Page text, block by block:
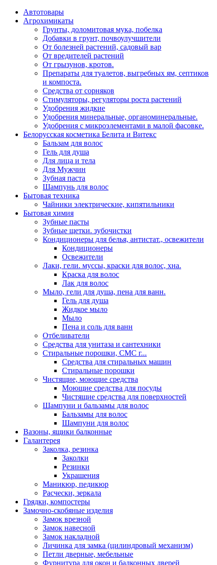
Автотовары
Агрохимикаты
Грунты, доломитовая мука, побелка
Добавки в грунт, почвоулучшители
От болезней растений, садовый вар
От вредителей растений
От грызунов, кротов.
Препараты для туалетов, выгребных ям, септиков
и компоста.
Средства от сорняков
Стимуляторы, регуляторы роста растений
Удобрения жидкие
Удобрения минеральные, органоминеральные.
Удобрения с микроэлементами в малой фасовке.
Белорусская косметика Белита и Витекс
Бальзам для волос
Гель для душа
Для лица и тела
Для Мужчин
Зубная паста
Шампунь для волос
Бытовая техника
Чайники электрические, кипятильники
Бытовая химия
Зубные пасты
Зубные щетки. зубочистки
Кондиционеры для белья, антистат., освежители
Кондиционеры
Освежители
Лаки, гели. муссы, краски для волос, хна.
Краска для волос
Лак для волос
Мыло, гели для душа, пена для ванн.
Гель для душа
Жидкое мыло
Мыло
Пена и соль для ванн
Отбеливатели
Средства для унитаза и сантехники
Стиральные порошки, СМС г...
Средства для стиральных машин
Стиральные порошки
Чистящие, моющие средства
Моющие средства для посуды
Чистящие средства для поверхностей
Шампуни и бальзамы для волос
Бальзамы для волос
Шампуни для волос
Вазоны, ящики балконные
Галантерея
Заколка, резинка
Заколки
Резинки
Украшения
Маникюр, педикюр
Расчески, зеркала
Грядки, компостеры
Замочно-скобяные изделия
Замок врезной
Замок навесной
Замок накладной
Личинка для замка (цилиндровый механизм)
Петли дверные, мебельные
Фурнитура для окон и балконных дверей